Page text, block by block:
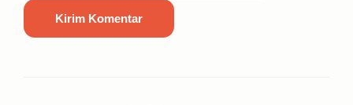
Kirim Komentar